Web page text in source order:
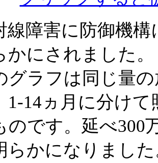
線障害に防御機
かにされました。
グラフは同じ量
1-14ヵ月に分け
のです。延べ300
らかになりまし